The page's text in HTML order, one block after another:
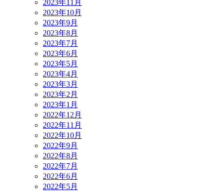
2023年11月
2023年10月
2023年9月
2023年8月
2023年7月
2023年6月
2023年5月
2023年4月
2023年3月
2023年2月
2023年1月
2022年12月
2022年11月
2022年10月
2022年9月
2022年8月
2022年7月
2022年6月
2022年5月